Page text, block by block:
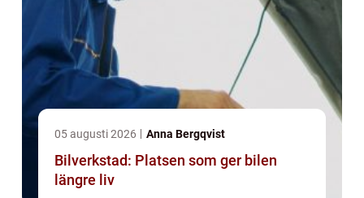
05 augusti 2026 Anna Bergqvist
Bilverkstad: Platsen som ger bilen
längre liv